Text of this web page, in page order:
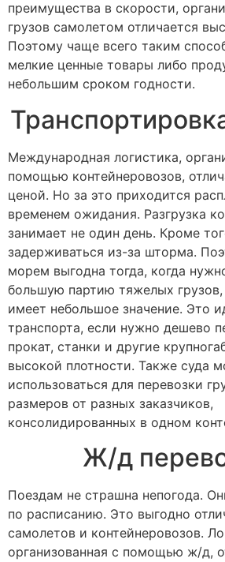
преимущества в скорости,
грузов самолетом отличается
Поэтому чаще всего таким
мелкие ценные товары либо
небольшим сроком годности.
Международная логистика,
помощью контейнеровозов,
ценой. Но за это приходится
временем ожидания. Разгрузка
занимает не один день. Кроме
задерживаться из-за шторма.
морем выгодна тогда, когда
большую партию тяжелых
имеет небольшое значение. Это
транспорта, если нужно дешево
прокат, станки и другие
высокой плотности. Также суда
использоваться для перевозки
размеров от разных заказчиков,
консолидированных в одном
Ж/д
Поездам не страшна непогода.
по расписанию. Это выгодно
самолетов и контейнеровозов.
организованная с помощью ж/д,